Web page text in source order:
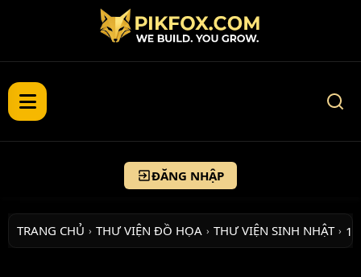
ĐĂNG NHẬP
TRANG CHỦ › THƯ VIỆN ĐỒ HỌA › THƯ VIỆN SINH NHẬT ›